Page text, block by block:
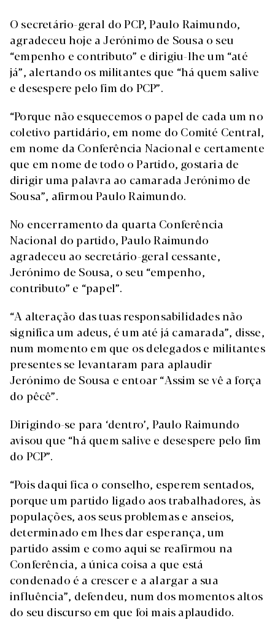
O secretário-geral do PCP, Paulo Raimundo,
agradeceu hoje a Jerónimo de Sousa o seu
“empenho e contributo” e dirigiu-lhe um “até
já”, alertando os militantes que “há quem salive
e desespere pelo fim do PCP”.
“Porque não esquecemos o papel de cada um no
coletivo partidário, em nome do Comité Central,
em nome da Conferência Nacional e certamente
que em nome de todo o Partido, gostaria de
dirigir uma palavra ao camarada Jerónimo de
Sousa”, afirmou Paulo Raimundo.
No encerramento da quarta Conferência
Nacional do partido, Paulo Raimundo
agradeceu ao secretário-geral cessante,
Jerónimo de Sousa, o seu “empenho,
contributo” e “papel”.
“A alteração das tuas responsabilidades não
significa um adeus, é um até já camarada”, disse,
num momento em que os delegados e militantes
presentes se levantaram para aplaudir
Jerónimo de Sousa e entoar “Assim se vê a força
do pêcê”.
Dirigindo-se para ‘dentro’, Paulo Raimundo
avisou que “há quem salive e desespere pelo fim
do PCP”.
“Pois daqui fica o conselho, esperem sentados,
porque um partido ligado aos trabalhadores, às
populações, aos seus problemas e anseios,
determinado em lhes dar esperança, um
partido assim e como aqui se reafirmou na
Conferência, a única coisa a que está
condenado é a crescer e a alargar a sua
influência”, defendeu, num dos momentos altos
do seu discurso em que foi mais aplaudido.